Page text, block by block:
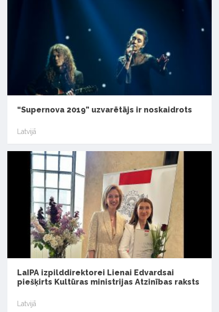
“Supernova 2019” uzvarētājs ir noskaidrots
Latvijā
LaIPA izpilddirektorei Lienai Edvardsai
piešķirts Kultūras ministrijas Atzinības raksts
Latvijā